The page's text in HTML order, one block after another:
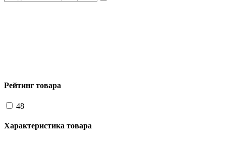
Рейтинг товара
48
Характеристика товара